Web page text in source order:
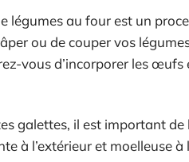
légumes au four est un
ou de couper vos
vous d’incorporer les
galettes, il est important
à l’extérieur et moelleuse